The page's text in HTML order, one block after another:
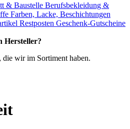
& Baustelle Berufsbekleidung &
Farben, Lacke, Beschichtungen
Restposten Geschenk-Gutscheine
Hersteller?
wir im Sortiment haben.